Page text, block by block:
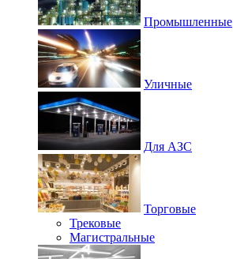
Промышленные
Уличные
Для АЗС
Торговые
Трековые
Магистральные